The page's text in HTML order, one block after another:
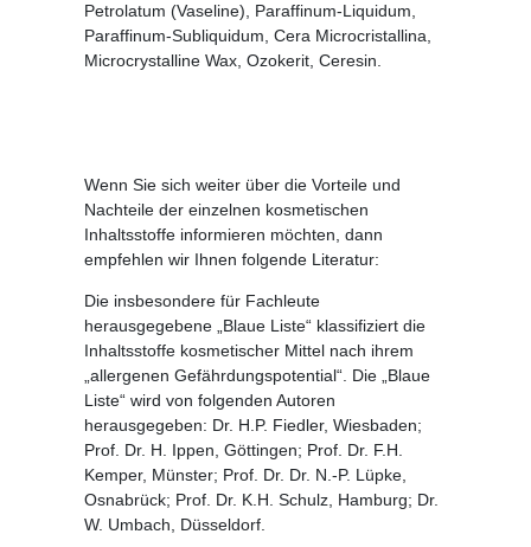
Petrolatum (Vaseline), Paraffinum-Liquidum,
Paraffinum-Subliquidum, Cera Microcristallina,
Microcrystalline Wax, Ozokerit, Ceresin.
Wenn Sie sich weiter über die Vorteile und
Nachteile der einzelnen kosmetischen
Inhaltsstoffe informieren möchten, dann
empfehlen wir Ihnen folgende Literatur:
Die insbesondere für Fachleute
herausgegebene „Blaue Liste“ klassifiziert die
Inhaltsstoffe kosmetischer Mittel nach ihrem
„allergenen Gefährdungspotential“. Die „Blaue
Liste“ wird von folgenden Autoren
herausgegeben: Dr. H.P. Fiedler, Wiesbaden;
Prof. Dr. H. Ippen, Göttingen; Prof. Dr. F.H.
Kemper, Münster; Prof. Dr. Dr. N.-P. Lüpke,
Osnabrück; Prof. Dr. K.H. Schulz, Hamburg; Dr.
W. Umbach, Düsseldorf.